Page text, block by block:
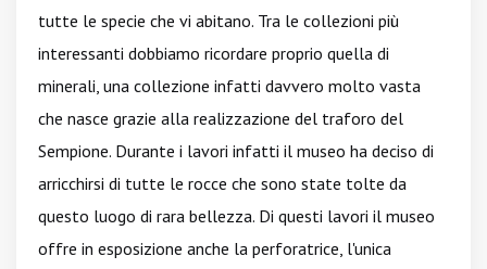
tutte le specie che vi abitano. Tra le collezioni più
interessanti dobbiamo ricordare proprio quella di
minerali, una collezione infatti davvero molto vasta
che nasce grazie alla realizzazione del traforo del
Sempione. Durante i lavori infatti il museo ha deciso di
arricchirsi di tutte le rocce che sono state tolte da
questo luogo di rara bellezza. Di questi lavori il museo
offre in esposizione anche la perforatrice, l'unica